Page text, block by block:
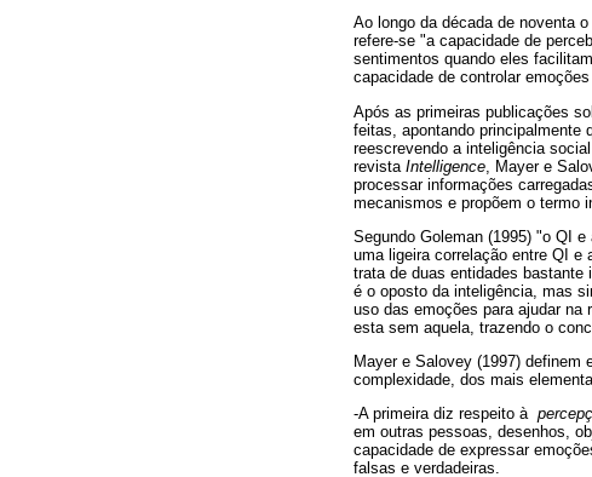
Ao longo da década de noventa
refere-se "a capacidade de
sentimentos quando eles
capacidade de controlar
Após as primeiras publicações
feitas, apontando principalmente
reescrevendo a inteligência
revista Intelligence , Mayer e
processar informações
mecanismos e propõem o termo
Segundo Goleman (1995) "o QI
uma ligeira correlação entre QI e
trata de duas entidades bastante
é o oposto da inteligência, mas
uso das emoções para ajudar na
esta sem aquela, trazendo o
Mayer e Salovey (1997)
complexidade, dos mais
-A primeira diz respeito à
em outras pessoas, desenhos,
capacidade de expressar
falsas e verdadeiras.